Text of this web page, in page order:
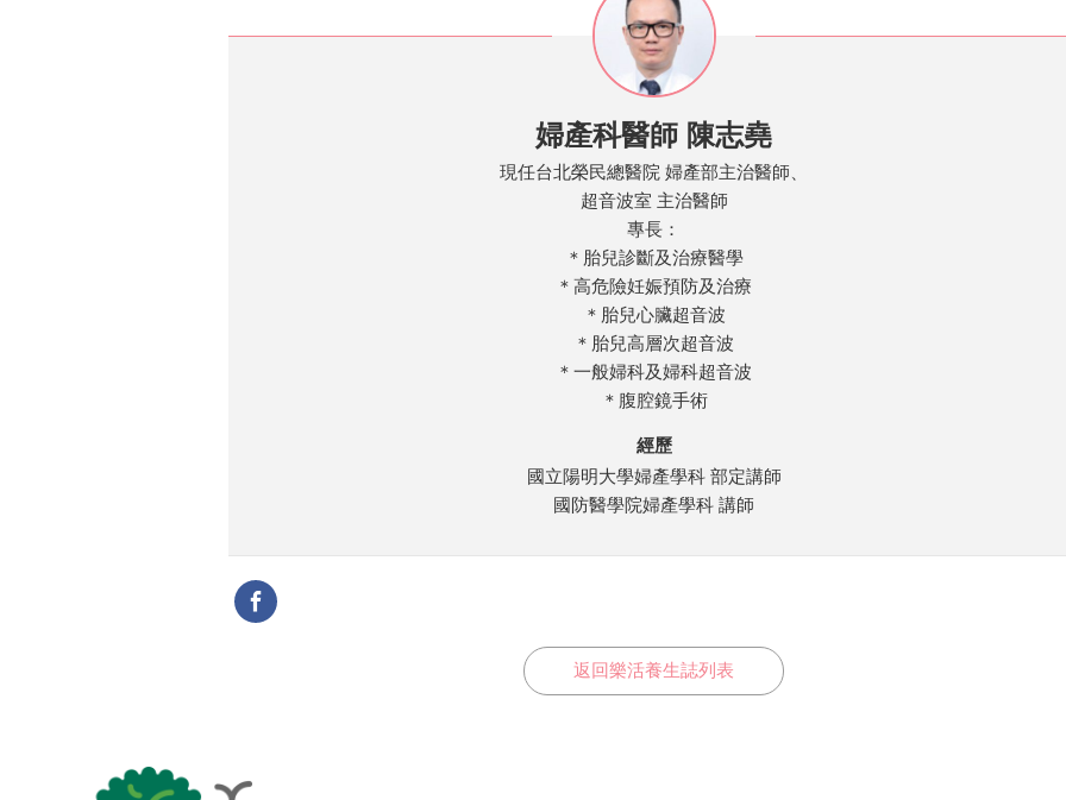
婦產科醫師 陳志堯
現任台北榮民總醫院 婦產部主治醫師、
超音波室 主治醫師
專長：
＊胎兒診斷及治療醫學
＊高危險妊娠預防及治療
＊胎兒心臟超音波
＊胎兒高層次超音波
＊一般婦科及婦科超音波
＊腹腔鏡手術
經歷
國立陽明大學婦產學科 部定講師
國防醫學院婦產學科 講師
返回樂活養生誌列表